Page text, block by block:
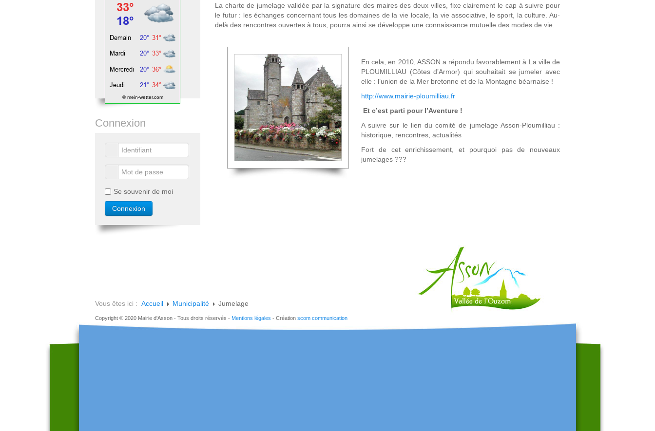
La charte de jumelage validée par la signature des maires des deux villes, fixe clairement le cap à suivre pour
le futur : les échanges concernant tous les domaines de la vie locale, la vie associative, le sport, la culture. Au-
delà des rencontres ouvertes à tous, pourra ainsi se développe une connaissance mutuelle des modes de vie.
En cela, en 2010, ASSON a répondu favorablement à La ville de
PLOUMILLIAU (Côtes d’Armor) qui souhaitait se jumeler avec
elle : l’union de la Mer bretonne et de la Montagne béarnaise !
http://www.mairie-ploumilliau.fr
Et c’est parti pour l’Aventure !
A suivre sur le lien du comité de jumelage Asson-Ploumilliau :
historique, rencontres, actualités
Fort de cet enrichissement, et pourquoi pas de nouveaux
jumelages ???
© mein-wetter.com
Connexion
Se souvenir de moi
Vous êtes ici : Accueil Municipalité Jumelage
Copyright © 2020 Mairie d'Asson - Tous droits réservés - Mentions légales - Création scom communication